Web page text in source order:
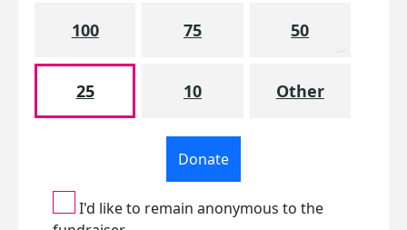
100 75 50
25 10 Other
Donate
I'd like to remain anonymous to the